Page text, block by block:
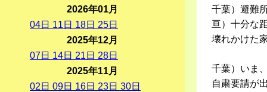
千葉）避難
亘）十分な
壊れかけた
千葉）いま
自粛要請が
2026年01月
04日 11 日 18日 25日
2025年12月
07日 14日 21 日 28日
2025年11月
02 日 09日 16日 23日 30日